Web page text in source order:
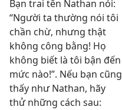
Bạn trai tên Nathan nói:
“Người ta thường nói tôi
chần chừ, nhưng thật
không công bằng! Họ
không biết là tôi bận đến
mức nào!”. Nếu bạn cũng
thấy như Nathan, hãy
thử những cách sau: